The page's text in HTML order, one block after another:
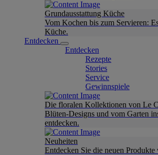
Grundausstattung Küche
Vom Kochen bis zum Servieren:
Küche.
Entdecken
Entdecken
Rezepte
Stories
Service
Gewinnspiele
Die floralen Kollektionen von Le
Blüten-Designs und vom Garten
entdecken.
Neuheiten
Entdecken Sie die neuen Produkte